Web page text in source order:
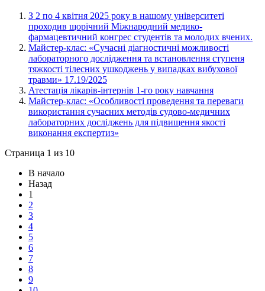
З 2 по 4 квітня 2025 року в нашому університеті
проходив щорічний Міжнародний медико-
фармацевтичний конгрес студентів та молодих вчених.
Майстер-клас: «Сучасні діагностичні можливості
лабораторного дослідження та встановлення ступеня
тяжкості тілесних ушкоджень у випадках вибухової
травми» 17.19/2025
Атестація лікарів-інтернів 1-го року навчання
Майстер-клас: «Особливості проведення та переваги
використання сучасних методів судово-медичних
лабораторних досліджень для підвищення якості
виконання експертиз»
Страница 1 из 10
В начало
Назад
1
2
3
4
5
6
7
8
9